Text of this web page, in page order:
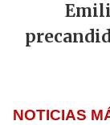
NOTICIAS